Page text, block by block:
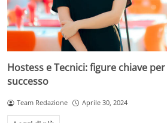
Hostess e Tecnici: figure chiave
successo
Team Redazione Aprile 30, 2024